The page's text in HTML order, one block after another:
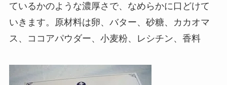
ているかのような濃厚さで、なめらかに口どけて
いきます。原材料は卵、バター、砂糖、カカオマ
ス、ココアパウダー、小麦粉、レシチン、香料